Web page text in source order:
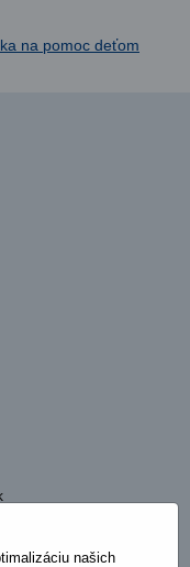
našich